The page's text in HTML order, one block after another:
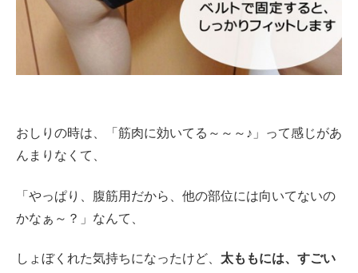
おしりの時は、「筋肉に効いてる～～～♪」って感じがあ
んまりなくて、
「やっぱり、腹筋用だから、他の部位には向いてないの
かなぁ～？」なんて、
しょぼくれた気持ちになったけど、 太ももには、すごい